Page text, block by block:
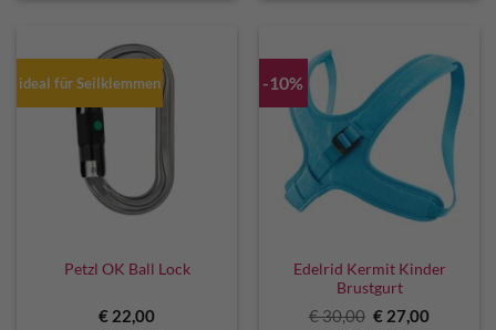
ideal für Seilklemmen
Petzl OK Ball Lock
€ 22,00
-10%
Edelrid Kermit Kinder
Brustgurt
€30,00 Original
€ 27,00Current